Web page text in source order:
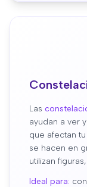
Las
ayudan a ver
que afectan
se hacen en
utilizan
Ideal para: